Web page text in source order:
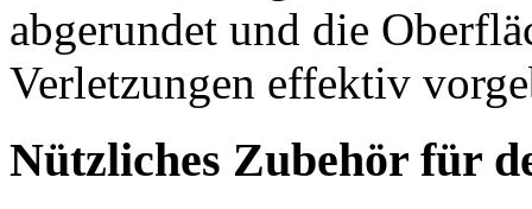
abgerundet und die
Verletzungen effektiv
Nützliches Zubehör für